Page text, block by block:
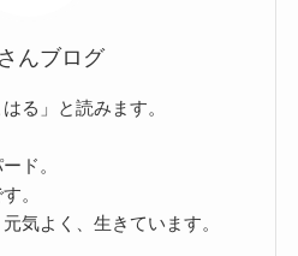
んブログ
る」と読みます。
ド。
。
気よく、生きています。